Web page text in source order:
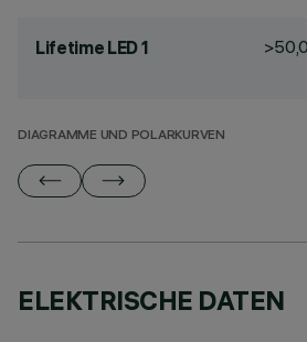
Lifetime LED 1
DIAGRAMME UND POLARKURVEN
ELEKTRISCHE DATEN